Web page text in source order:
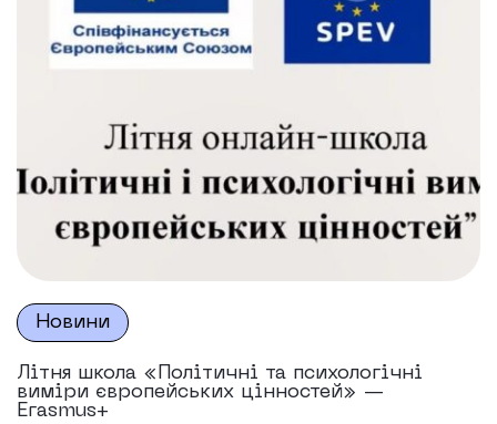
Новини
Літня школа «Політичні та психологічні
виміри європейських цінностей» —
Erasmus+